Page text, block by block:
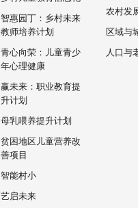
智惠园丁：乡村未来
教师培养计划
青心向荣：儿童青少
年心理健康
赢未来：职业教育提
升计划
母乳喂养提升计划
贫困地区儿童营养改
善项目
智能村小
艺启未来
农村发
区域与
人口与